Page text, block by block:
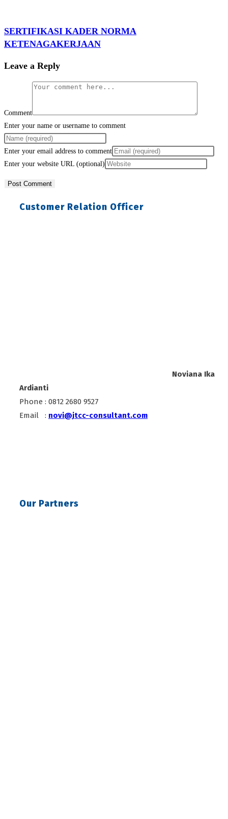
SERTIFIKASI KADER NORMA
KETENAGAKERJAAN
Leave a Reply
Comment
Enter your name or username to comment
Enter your email address to comment
Enter your website URL (optional)
Customer Relation Officer
Noviana Ika
Ardianti
Phone : 0812 2680 9527
Email : novi@jtcc-consultant.com
Our Partners